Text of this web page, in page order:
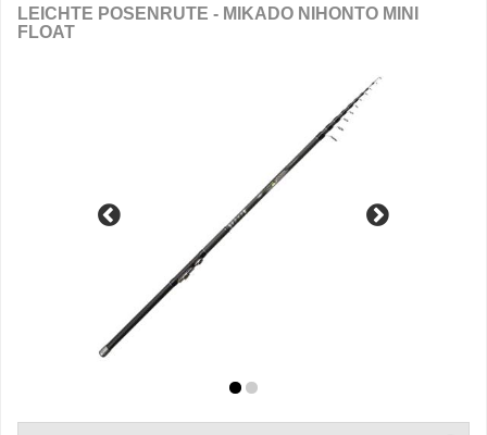
LEICHTE POSENRUTE - MIKADO NIHONTO MINI
FLOAT